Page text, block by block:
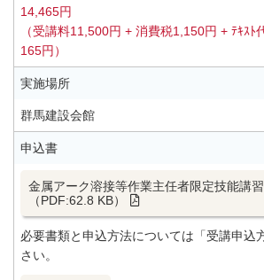
14,465円
（受講料11,500円 + 消費税1,150円 + ﾃｷｽﾄ
165円）
実施場所
群馬建設会館
申込書
金属アーク溶接等作業主任者限定技能講
（PDF:62.8 KB）
必要書類と申込方法については「受講申込
さい。